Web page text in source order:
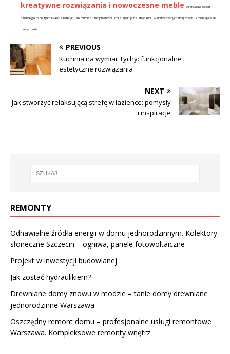
kreatywne rozwiązania i nowoczesne meble Aranżacja pokoju
dziennego to nie tylko kwestia estetyki, ale również funkcjonalności, która zyskuje na znaczeniu w nowoczesnych wnętrzach. Zmieniające się
trendy, takie...
PREVIOUS
Kuchnia na wymiar Tychy: funkcjonalne i
estetyczne rozwiązania
NEXT
Jak stworzyć relaksującą strefę w łazience: pomysły
i inspiracje
REMONTY
Odnawialne źródła energii w domu jednorodzinnym. Kolektory
słoneczne Szczecin – ogniwa, panele fotowoltaiczne
Projekt w inwestycji budowlanej
Jak zostać hydraulikiem?
Drewniane domy znowu w modzie – tanie domy drewniane
jednorodzinne Warszawa
Oszczędny remont domu – profesjonalne usługi remontowe
Warszawa. Kompleksowe remonty wnętrz